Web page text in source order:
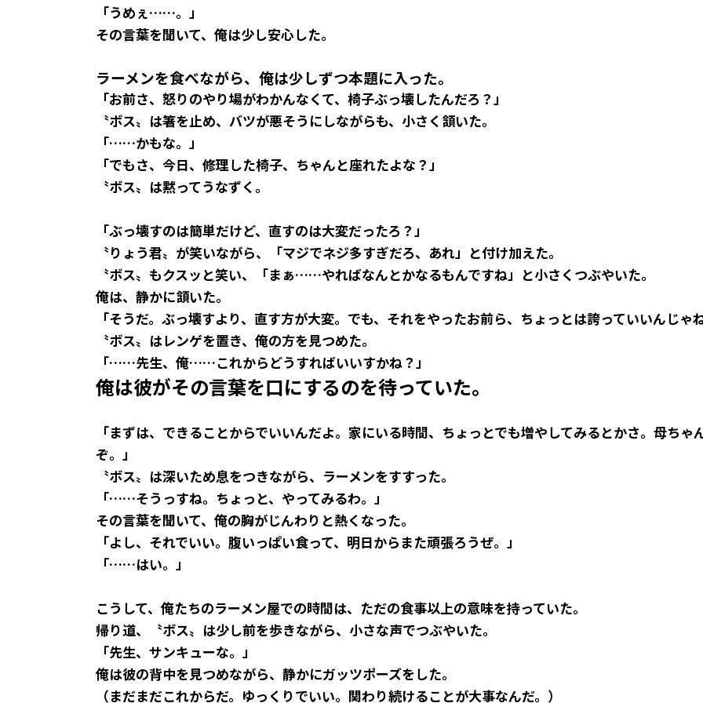
「うめぇ……。」
その言葉を聞いて、俺は少し安心した。
ラーメンを食べながら、俺は少しずつ本題に入った。
「お前さ、怒りのやり場がわかんなくて、椅子ぶっ壊したんだろ？」
〝ボス〟は箸を止め、バツが悪そうにしながらも、小さく頷いた。
「……かもな。」
「でもさ、今日、修理した椅子、ちゃんと座れたよな？」
〝ボス〟は黙ってうなずく。
「ぶっ壊すのは簡単だけど、直すのは大変だったろ？」
〝りょう君〟が笑いながら、「マジでネジ多すぎだろ、あれ」と付け加えた。
〝ボス〟もクスッと笑い、「まぁ……やればなんとかなるもんですね」と小さくつぶやいた。
俺は、静かに頷いた。
「そうだ。ぶっ壊すより、直す方が大変。でも、それをやったお前ら、ちょっとは誇っていいんじゃ
〝ボス〟はレンゲを置き、俺の方を見つめた。
「……先生、俺……これからどうすればいいすかね？」
俺は彼がその言葉を口にするのを待っていた。
「まずは、できることからでいいんだよ。家にいる時間、ちょっとでも増やしてみるとかさ。母ち
ぞ。」
〝ボス〟は深いため息をつきながら、ラーメンをすすった。
「……そうっすね。ちょっと、やってみるわ。」
その言葉を聞いて、俺の胸がじんわりと熱くなった。
「よし、それでいい。腹いっぱい食って、明日からまた頑張ろうぜ。」
「……はい。」
こうして、俺たちのラーメン屋での時間は、ただの食事以上の意味を持っていた。
帰り道、〝ボス〟は少し前を歩きながら、小さな声でつぶやいた。
「先生、サンキューな。」
俺は彼の背中を見つめながら、静かにガッツポーズをした。
（まだまだこれからだ。ゆっくりでいい。関わり続けることが大事なんだ。）